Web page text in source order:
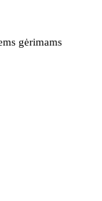
gėrimams